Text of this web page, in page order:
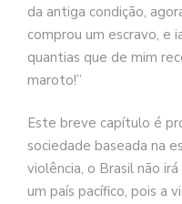
da antiga condição,
comprou um escravo, e
quantias que de mim
maroto!”
Este breve capítulo é
sociedade baseada na
violência, o Brasil não
um país pacífico, pois a